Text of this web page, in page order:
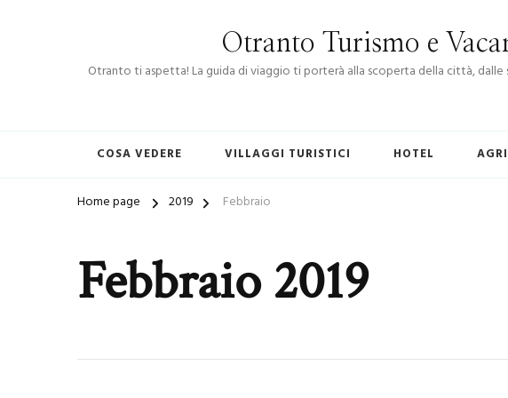
Otranto Turismo e
Otranto ti aspetta! La guida di viaggio ti porterà alla scoperta della città,
COSA VEDERE VILLAGGI TURISTICI HOTEL
Home page 2019 Febbraio
Febbraio 2019